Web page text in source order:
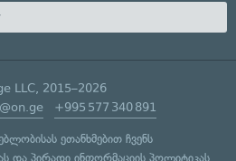
LLC, 2015–2026
+995 577 340 891
ეთანხმებით ჩვენს
და პირადი ინფორმაციის პოლიტიკას.